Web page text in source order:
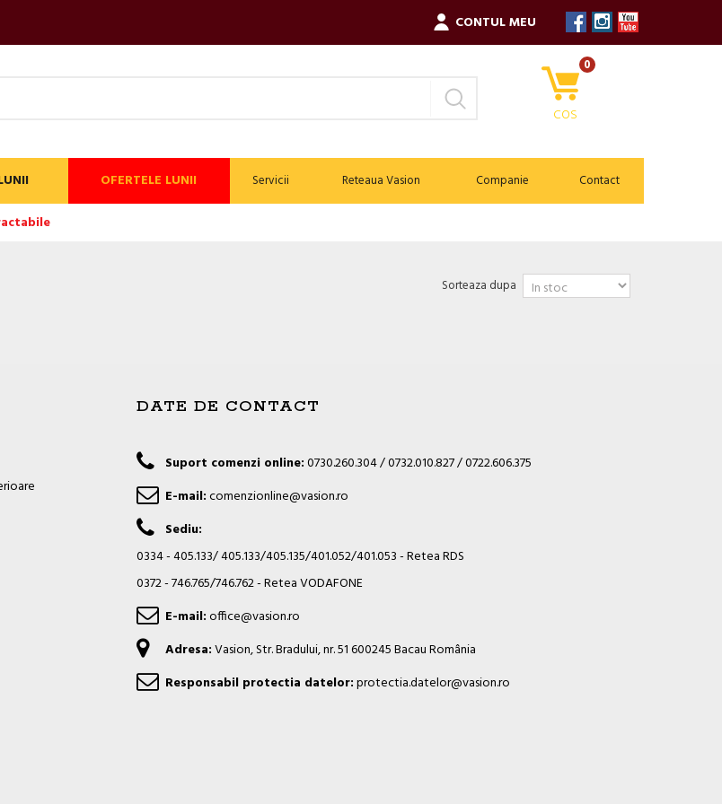
CONTUL MEU
0
COS
OFERTELE LUNII Servicii Reteaua Vasion Companie Contact
Sorteaza dupa
DATE DE CONTACT
Suport comenzi online:0730.260.304 / 0732.010.827 / 0722.606.375
E-mail:comenzionline@vasion.ro
Sediu:
0334 - 405.133/ 405.133/405.135/401.052/401.053 - Retea RDS
0372 - 746.765/746.762 - Retea VODAFONE
E-mail:office@vasion.ro
Adresa:Vasion, Str. Bradului, nr. 51 600245 Bacau România
Responsabil protectia datelor:protectia.datelor@vasion.ro